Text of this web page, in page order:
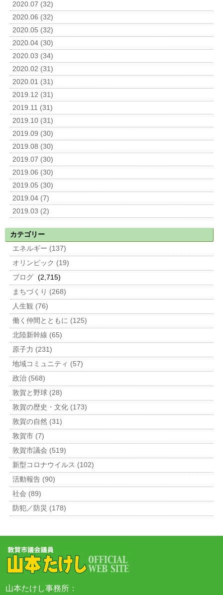
2020.07 (32)
2020.06 (32)
2020.05 (32)
2020.04 (30)
2020.03 (34)
2020.02 (31)
2020.01 (31)
2019.12 (31)
2019.11 (31)
2019.10 (31)
2019.09 (30)
2019.08 (30)
2019.07 (30)
2019.06 (30)
2019.05 (30)
2019.04 (7)
2019.03 (2)
カテゴリー
エネルギー (137)
オリンピック (19)
ブログ (2,715)
まちづくり (268)
人生観 (76)
働く仲間とともに (125)
北陸新幹線 (65)
原子力 (231)
地域コミュニティ (57)
政治 (568)
敦賀と野球 (28)
敦賀の歴史・文化 (173)
敦賀の自然 (31)
敦賀市 (7)
敦賀市議会 (519)
新型コロナウイルス (102)
活動報告 (90)
社会 (89)
防犯／防災 (178)
山本たけし事務所：